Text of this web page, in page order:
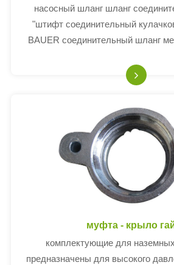
насосный шланг шланг
"штифт соединительный
BAUER соединительный шланг
муфта - крыло
комплектующие для
предназначены для высокого